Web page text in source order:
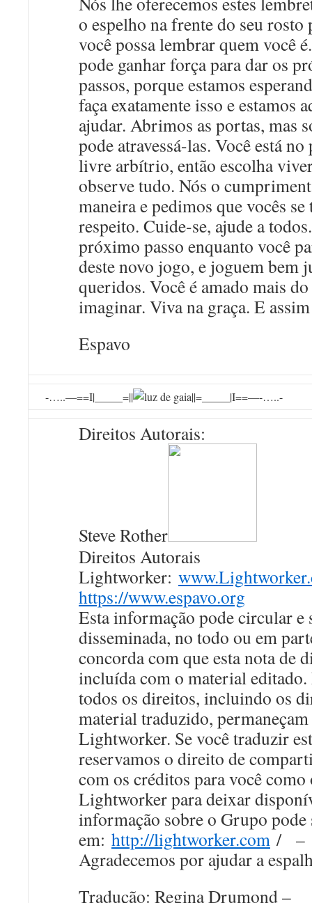
o espelho na frente do seu rosto
você possa lembrar quem você
pode ganhar força para dar os
passos, porque estamos
faça exatamente isso e estamos
ajudar. Abrimos as portas, mas
pode atravessá-las. Você está no
livre arbítrio, então escolha
observe tudo. Nós o
maneira e pedimos que vocês
respeito. Cuide-se, ajude a
próximo passo enquanto você
deste novo jogo, e joguem bem
queridos. Você é amado mais
imaginar. Viva na graça. E
Espavo
-…..—==I|_____=|| ||=_____|I==—-…..-
Direitos Autorais:
Steve Rother
Direitos Autorais
Lightworker:
https://www.espavo.org
Esta informação pode circular e
disseminada, no todo ou em
concorda com que esta nota de
incluída com o material
todos os direitos, incluindo os
material traduzido,
Lightworker. Se você traduzir
reservamos o direito de
com os créditos para você
Lightworker para deixar
informação sobre o Grupo pode
em: http://lightworker.com / –
Agradecemos por ajudar a
Tradução: Regina Drumond –